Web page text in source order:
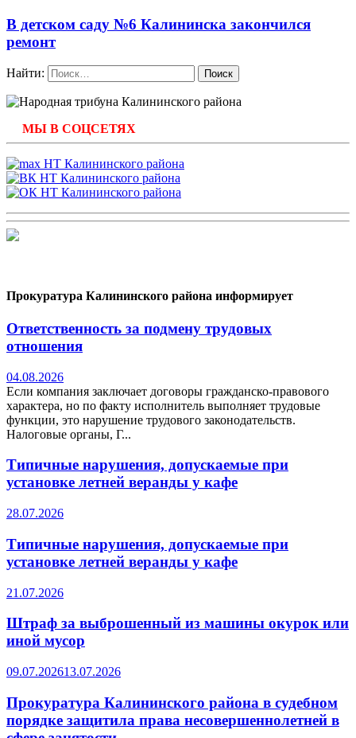
В детском саду №6 Калининска закончился
ремонт
Найти:
МЫ В СОЦСЕТЯХ
Прокуратура Калининского района информирует
Ответственность за подмену трудовых
отношения
04.08.2026
Если компания заключает договоры гражданско-правового
характера, но по факту исполнитель выполняет трудовые
функции, это нарушение трудового законодательств.
Налоговые органы, Г...
Типичные нарушения, допускаемые при
установке летней веранды у кафе
28.07.2026
Типичные нарушения, допускаемые при
установке летней веранды у кафе
21.07.2026
Штраф за выброшенный из машины окурок или
иной мусор
09.07.202613.07.2026
Прокуратура Калининского района в судебном
порядке защитила права несовершеннолетней в